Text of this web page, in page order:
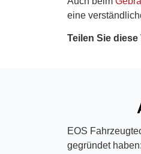
eine
Teilen Sie
EOS
gegründet